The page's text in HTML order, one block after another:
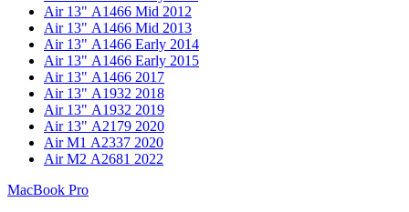
Air 13" А1466 Mid 2012
Air 13" А1466 Mid 2013
Air 13" А1466 Early 2014
Air 13" А1466 Early 2015
Air 13" А1466 2017
Air 13" А1932 2018
Air 13" А1932 2019
Air 13" А2179 2020
Air M1 А2337 2020
Air M2 А2681 2022
MacBook Pro